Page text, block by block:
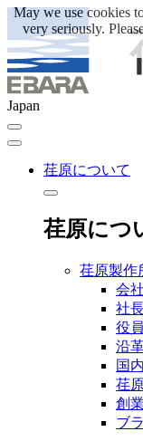
Japan
荏原について
荏原につ
荏原製作
会
社
役
沿
国
荏
創
ブ
May we use cookies
very seriously.